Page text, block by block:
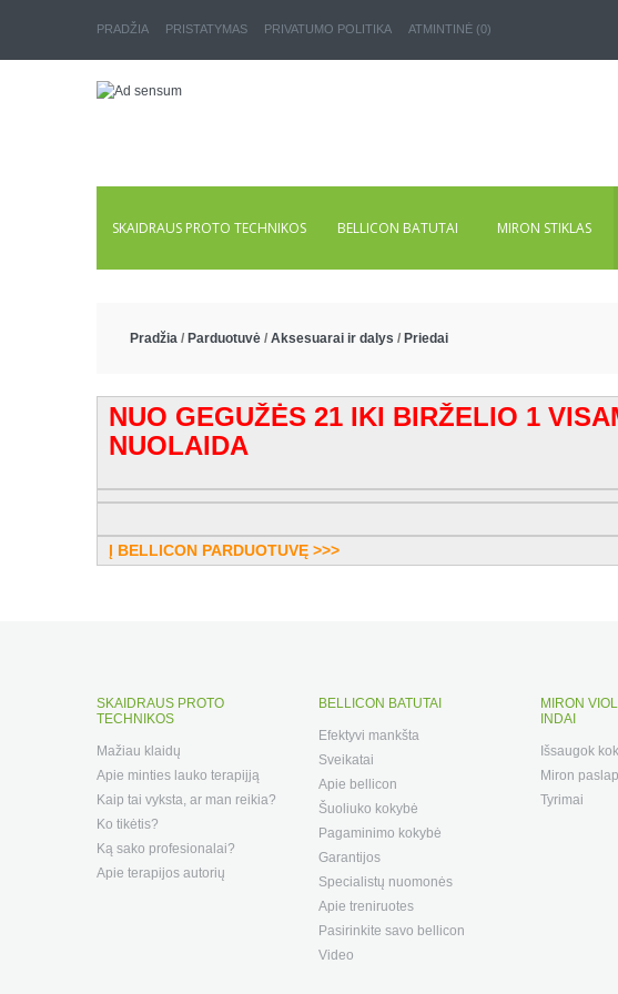
PRADŽIA PRISTATYMAS PRIVATUMO POLITIKA ATMINTINĖ (0)
SKAIDRAUS PROTO TECHNIKOS BELLICON BATUTAI MIRON STIKLAS
Pradžia / Parduotuvė / Aksesuarai ir dalys / Priedai
NUO GEGUŽĖS 21 IKI BIRŽELIO 1
NUOLAIDA
Į BELLICON PARDUOTUVĘ >>>
SKAIDRAUS PROTO
TECHNIKOS
Mažiau klaidų
Apie minties lauko terapijją
Kaip tai vyksta, ar man reikia?
Ko tikėtis?
Ką sako profesionalai?
Apie terapijos autorių
BELLICON BATUTAI
Efektyvi mankšta
Sveikatai
Apie bellicon
Šuoliuko kokybė
Pagaminimo kokybė
Garantijos
Specialistų nuomonės
Apie treniruotes
Pasirinkite savo bellicon
Video
MIRON
INDAI
Išsaugok
Miron
Tyrimai